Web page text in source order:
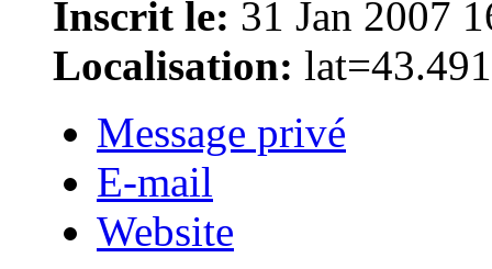
Inscrit le: 31 Jan 2007
Localisation:
Message privé
E-mail
Website